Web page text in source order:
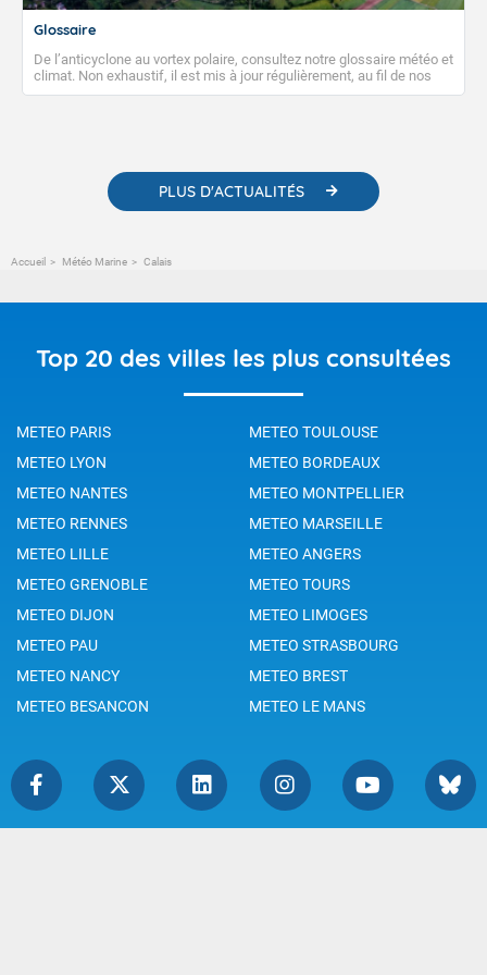
Glossaire
De l’anticyclone au vortex polaire, consultez notre glossaire météo et
climat. Non exhaustif, il est mis à jour régulièrement, au fil de nos
publications. Vous y trouverez également des liens utiles vers nos
PLUS D'ACTUALITÉS
Accueil Météo Marine Calais
Top 20 des villes les plus consultées
METEO PARIS
METEO TOULOUSE
METEO LYON
METEO BORDEAUX
METEO NANTES
METEO MONTPELLIER
METEO RENNES
METEO MARSEILLE
METEO LILLE
METEO ANGERS
METEO GRENOBLE
METEO TOURS
METEO DIJON
METEO LIMOGES
METEO PAU
METEO STRASBOURG
METEO NANCY
METEO BREST
METEO BESANCON
METEO LE MANS